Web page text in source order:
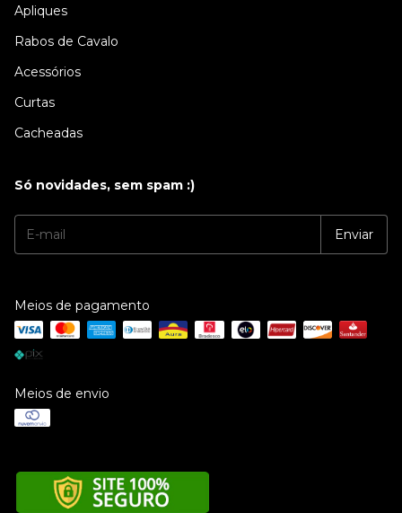
Apliques
Rabos de Cavalo
Acessórios
Curtas
Cacheadas
Só novidades, sem spam :)
Meios de pagamento
Meios de envio